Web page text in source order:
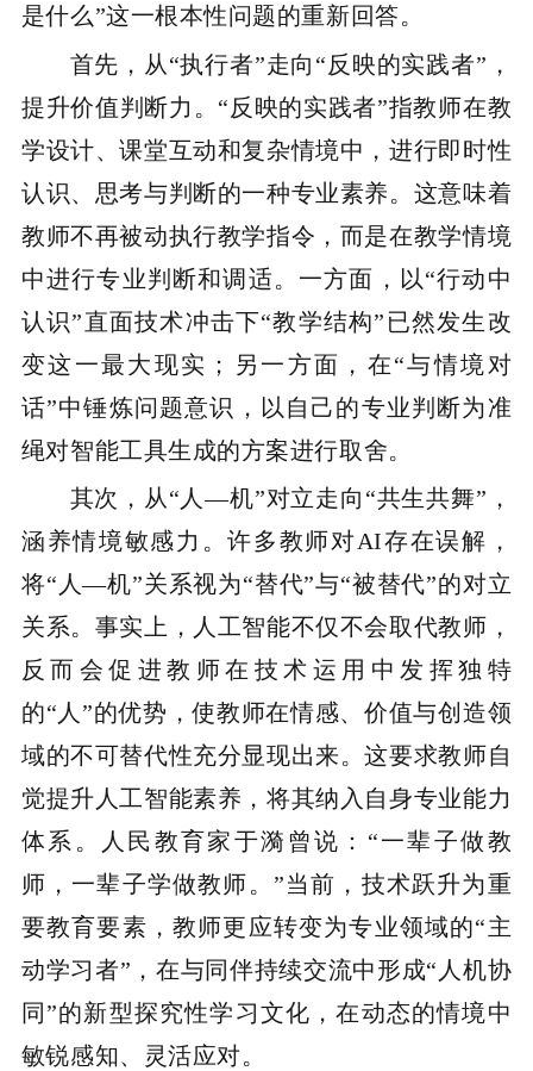
是什么”这一根本性问题的重新回答。
首先，从“执行者”走向“反映的实践者”，
提升价值判断力。“反映的实践者”指教师在教
学设计、课堂互动和复杂情境中，进行即时性
认识、思考与判断的一种专业素养。这意味着
教师不再被动执行教学指令，而是在教学情境
中进行专业判断和调适。一方面，以“行动中
认识”直面技术冲击下“教学结构”已然发生改
变这一最大现实；另一方面，在“与情境对
话”中锤炼问题意识，以自己的专业判断为准
绳对智能工具生成的方案进行取舍。
其次，从“人—机”对立走向“共生共舞”，
涵养情境敏感力。许多教师对AI存在误解，
将“人—机”关系视为“替代”与“被替代”的对立
关系。事实上，人工智能不仅不会取代教师，
反而会促进教师在技术运用中发挥独特
的“人”的优势，使教师在情感、价值与创造领
域的不可替代性充分显现出来。这要求教师自
觉提升人工智能素养，将其纳入自身专业能力
体系。人民教育家于漪曾说：“一辈子做教
师，一辈子学做教师。”当前，技术跃升为重
要教育要素，教师更应转变为专业领域的“主
动学习者”，在与同伴持续交流中形成“人机协
同”的新型探究性学习文化，在动态的情境中
敏锐感知、灵活应对。